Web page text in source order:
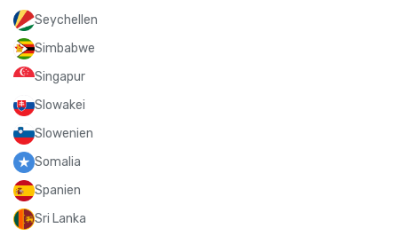
Seychellen
Simbabwe
Singapur
Slowakei
Slowenien
Somalia
Spanien
Sri Lanka